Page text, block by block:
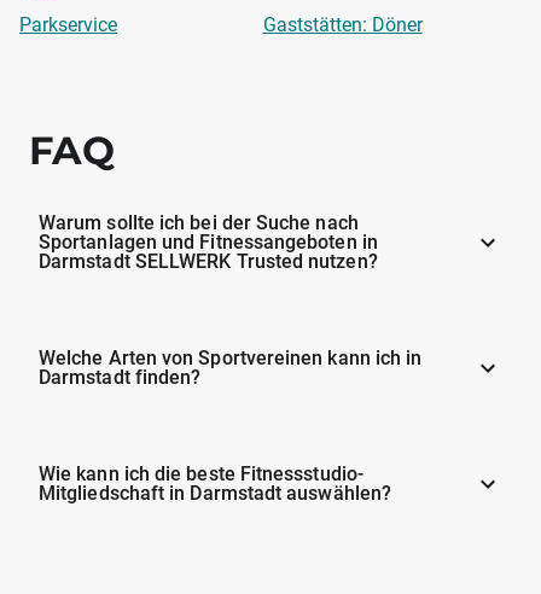
Parkservice Gaststätten: Döner
FAQ
Warum sollte ich bei der Suche nach
Sportanlagen und Fitnessangeboten in
Darmstadt SELLWERK Trusted nutzen?
Welche Arten von Sportvereinen kann ich in
Darmstadt finden?
Wie kann ich die beste Fitnessstudio-
Mitgliedschaft in Darmstadt auswählen?